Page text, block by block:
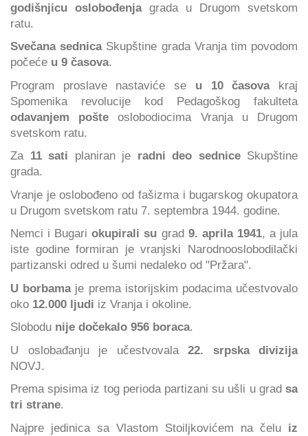
godišnjicu oslobođenjagrada u Drugom svetskom
ratu.
Svečana sednica Skupštine grada Vranja tim povodom
počeće u 9 časova.
Program proslave nastaviće se u 10 časovakraj
Spomenika revolucije kod Pedagoškog fakulteta
odavanjem pošte oslobodiocima Vranja u Drugom
svetskom ratu.
Za 11 sati planiran je radni deo sedniceSkupštine
grada.
Vranje je oslobođeno od fašizma i bugarskog okupatora
u Drugom svetskom ratu 7. septembra 1944. godine.
Nemci i Bugariokupirali su grad 9. aprila 1941, a jula
iste godine formiran je vranjski Narodnooslobodilački
partizanski odred u šumi nedaleko od "Pržara".
U borbamaje prema istorijskim podacima učestvovalo
oko 12.000 ljudi iz Vranja i okoline.
Slobodu nije dočekalo 956 boraca.
U oslobađanju je učestvovala 22. srpska divizija
NOVJ.
Prema spisima iz tog perioda partizani su ušli u grad sa
tri strane.
Najpre jedinica sa Vlastom Stoiljkovićem na čelu iz